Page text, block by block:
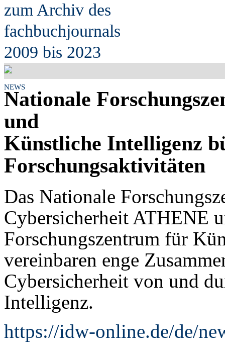
zum Archiv des
fachbuchjournals
2009 bis 2023
NEWS
Nationale
und
Künstliche Intelligenz
Forschungsaktivitäten
Das Nationale
Cybersicherheit ATHENE
Forschungszentrum für
vereinbaren enge
Cybersicherheit von und
Intelligenz.
https://idw-online.de/de/